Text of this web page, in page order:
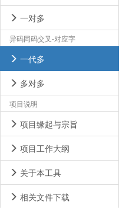
一对多
异码同码交叉-对应字
一代多
多对多
项目说明
项目缘起与宗旨
项目工作大纲
关于本工具
相关文件下载